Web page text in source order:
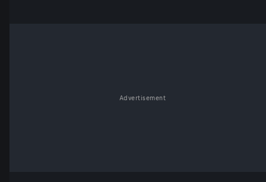
Advertisement